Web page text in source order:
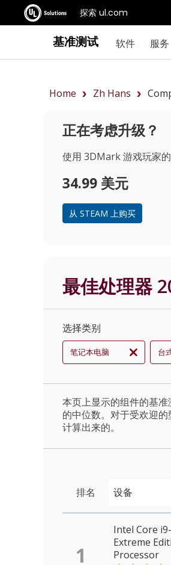
探索 ul.com
基准测试 软件 服务
Home Zh Hans
正在考虑升级？
使用 3DMark 游戏玩家的
34.99 美元
从 STEAM 上购买
最佳处理器
选择类别
笔记本电脑 台
本页上显示的组件的基
的中位数。对于受欢迎
计算出来的。
排名 设备
1
Intel Core
Extreme
Processor